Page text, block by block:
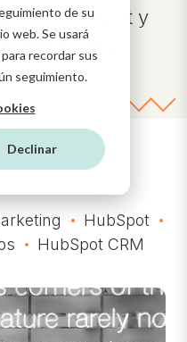
de su
web. Se usará
recordar sus
seguimiento.
Declinar
HubSpot y
blog
HubSpot
HubSpot CRM